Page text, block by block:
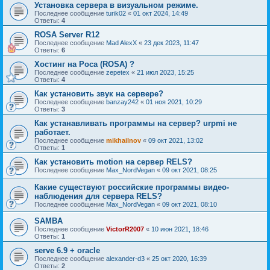
Установка сервера в визуальном режиме.
Последнее сообщение turik02 « 01 окт 2024, 14:49
Ответы: 4
ROSA Server R12
Последнее сообщение Mad AlexX « 23 дек 2023, 11:47
Ответы: 6
Хостинг на Роса (ROSA) ?
Последнее сообщение zepetex « 21 июл 2023, 15:25
Ответы: 4
Как установить звук на сервере?
Последнее сообщение banzay242 « 01 ноя 2021, 10:29
Ответы: 3
Как устанавливать программы на сервер? urpmi не
работает.
Последнее сообщение mikhailnov « 09 окт 2021, 13:02
Ответы: 1
Как установить motion на сервер RELS?
Последнее сообщение Max_NordVegan « 09 окт 2021, 08:25
Какие существуют российские программы видео-
наблюдения для сервера RELS?
Последнее сообщение Max_NordVegan « 09 окт 2021, 08:10
SAMBA
Последнее сообщение VictorR2007 « 10 июн 2021, 18:46
Ответы: 1
serve 6.9 + oracle
Последнее сообщение alexander-d3 « 25 окт 2020, 16:39
Ответы: 2